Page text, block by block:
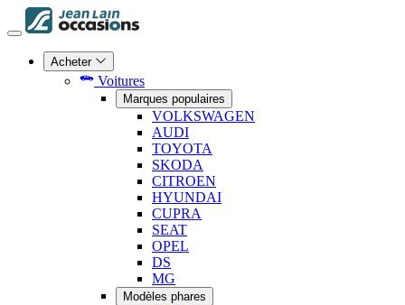
Acheter
Voitures
Marques populaires
VOLKSWAGEN
AUDI
TOYOTA
SKODA
CITROEN
HYUNDAI
CUPRA
SEAT
OPEL
DS
MG
Modèles phares